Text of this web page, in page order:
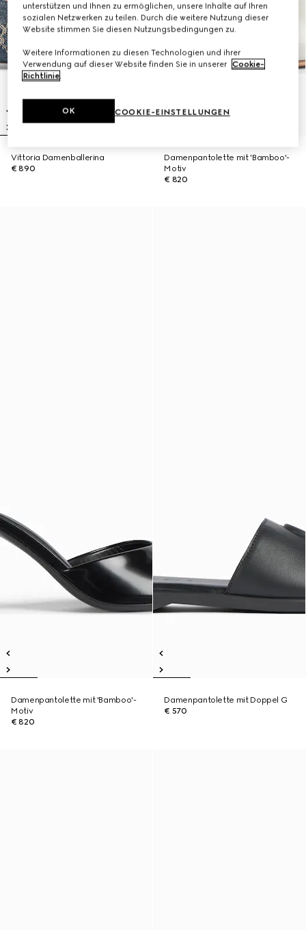
Vittoria Damenballerina
€ 890
Damenpantolette mit 'Bamboo'-
Motiv
€ 820
Damenpantolette mit 'Bamboo'-
Motiv
€ 820
Damenpantolette mit Doppel G
€ 570
unterstützen und Ihnen zu ermöglichen, unsere Inhalte auf Ihren
sozialen Netzwerken zu teilen. Durch die weitere Nutzung dieser
Website stimmen Sie diesen Nutzungsbedingungen zu.
Weitere Informationen zu diesen Technologien und ihrer
Verwendung auf dieser Website finden Sie in unserer Cookie-
Richtlinie.
COOKIE-EINSTELLUNGEN
OK